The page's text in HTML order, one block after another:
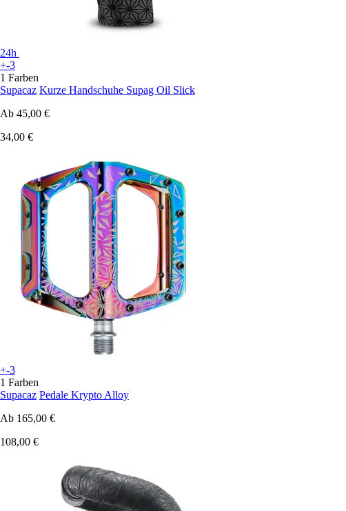
24h
+-3
1 Farben
Supacaz Kurze Handschuhe Supag Oil Slick
Ab 45,00 €
34,00 €
+-3
1 Farben
Supacaz Pedale Krypto Alloy
Ab 165,00 €
108,00 €